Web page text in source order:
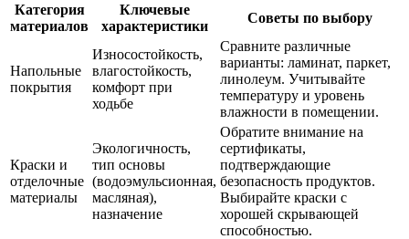
Категория
материалов
Ключевые
характеристики
Советы по выбору
Напольные
покрытия
Износостойкость,
влагостойкость,
комфорт при
ходьбе
Сравните различные
варианты: ламинат, паркет,
линолеум. Учитывайте
температуру и уровень
влажности в помещении.
Краски и
отделочные
материалы
Экологичность,
тип основы
(водоэмульсионная,
масляная),
назначение
Обратите внимание на
сертификаты,
подтверждающие
безопасность продуктов.
Выбирайте краски с
хорошей скрывающей
способностью.